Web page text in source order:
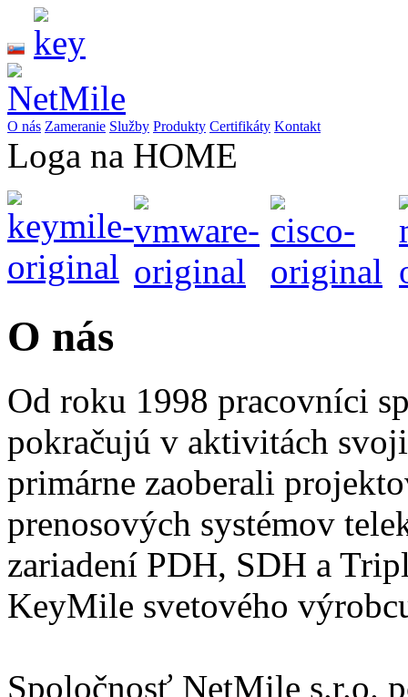
O nás Zameranie Služby Produkty Certifikáty Kontakt
Loga na HOME
O nás
Od roku 1998 pracovníci
pokračujú v aktivitách
primárne zaoberali
prenosových systémov
zariadení PDH, SDH a
KeyMile svetového
Spoločnosť NetMile s.r.o.